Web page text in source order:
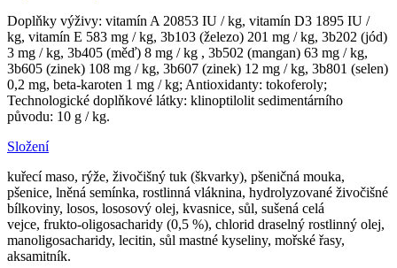
Doplňky výživy: vitamín A 20853 IU / kg, vitamín D3 1895 IU /
kg, vitamín E 583 mg / kg, 3b103 (železo) 201 mg / kg, 3b202 (jód)
3 mg / kg, 3b405 (měď) 8 mg / kg , 3b502 (mangan) 63 mg / kg,
3b605 (zinek) 108 mg / kg, 3b607 (zinek) 12 mg / kg, 3b801 (selen)
0,2 mg, beta-karoten 1 mg / kg; Antioxidanty: tokoferoly;
Technologické doplňkové látky: klinoptilolit sedimentárního
původu: 10 g / kg.
Složení
kuřecí maso, rýže, živočišný tuk (škvarky), pšeničná mouka,
pšenice, lněná semínka, rostlinná vláknina, hydrolyzované živočišné
bílkoviny, losos, lososový olej, kvasnice, sůl, sušená celá
vejce, frukto-oligosacharidy (0,5 %), chlorid draselný rostlinný olej,
manoligosacharidy, lecitin, sůl mastné kyseliny, mořské řasy,
aksamitník.